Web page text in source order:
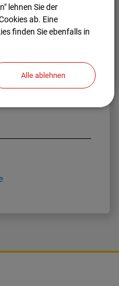
lehnen Sie der
ab. Eine
finden Sie ebenfalls in
Alle ablehnen